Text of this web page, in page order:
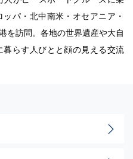
パ・北中南米・オセアニア・
を訪問。各地の世界遺産や大自
らす人びとと顔の見える交流